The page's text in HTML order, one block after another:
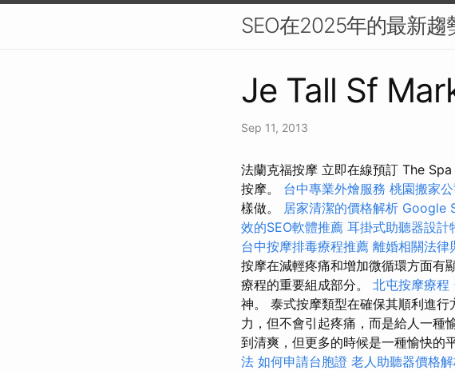
SEO在2025年的最新趨
Je Tall Sf
Sep 11, 2013
法蘭克福按摩 立即在線預訂 The
按摩。 台中專業外燴服務 桃園搬家
樣做。 居家清潔的價格解析 Google
效的SEO軟體推薦 耳掛式助聽器設計
台中按摩排毒療程推薦 離婚相關法律
按摩在減輕疼痛和增加微循環方面有
療程的重要組成部分。 北屯按摩療程
神。 泰式按摩類型在確保其順利進行
力，但不會引起疼痛，而是給人一種
到清爽，但更多的時候是一種愉快的
法 如何申請台胞證 老人助聽器價格